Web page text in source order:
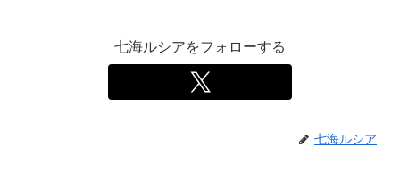
七海ルシアをフォローする
七海ルシア